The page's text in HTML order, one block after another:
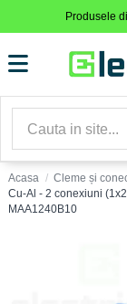
Produsele
Acasa Cleme și
Cu-Al - 2 conexiuni
MAA1240B10